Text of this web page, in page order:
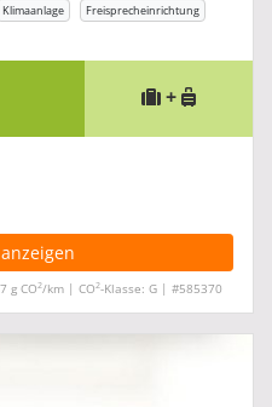
Klimaanlage
Freisprecheinrichtung
+
g CO2/km | CO2-Klasse: G | #585370